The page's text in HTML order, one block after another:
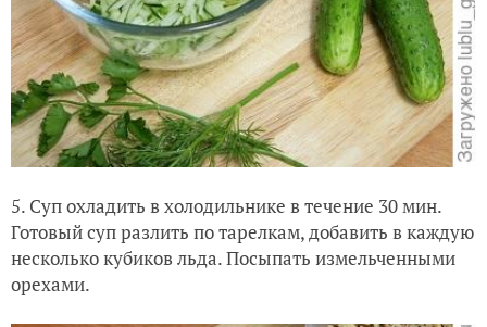
5. Суп охладить в холодильнике в течение 30 мин.
Готовый суп разлить по тарелкам, добавить в каждую
несколько кубиков льда. Посыпать измельченными
орехами.